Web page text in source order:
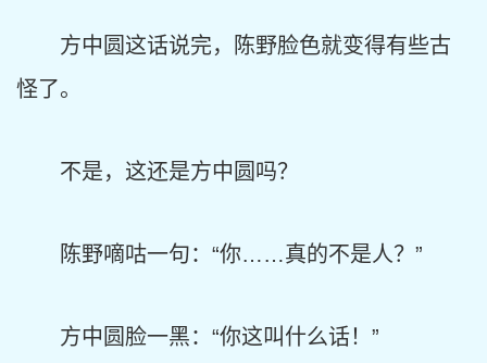
方中圆这话说完，陈野脸色就变得有些古
怪了。
不是，这还是方中圆吗？
陈野嘀咕一句：“你……真的不是人？”
方中圆脸一黑：“你这叫什么话！”